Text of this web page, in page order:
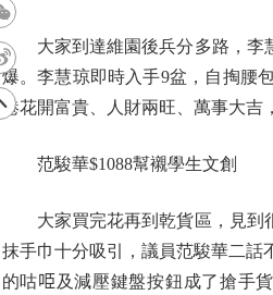
大家到達維園後兵分多路，李慧
爆。李慧琼即時入手9盆，自掏腰
港花開富貴、人財兩旺、萬事大吉
范駿華$1088幫襯學生文創
大家買完花再到乾貨區，見到很
抹手巾十分吸引，議員范駿華二話
的咕𠱸及減壓鍵盤按鈕成了搶手